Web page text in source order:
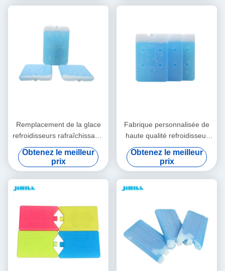
Remplacement de la glace
refroidisseurs rafraîchissants
délicats déjeuner packs de
glace répulsif ensemble pour
conteneur alimentaire
Obtenez le meilleur
prix
Fabrique personnalisée de
haute qualité refroidisseur
de glace plat refroidisseur de
déjeuner en brique Ice Pack
avec flocon de neige
Obtenez le meilleur
prix